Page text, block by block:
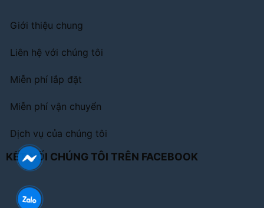
Giới thiệu chung
Liên hệ với chúng tôi
Miễn phí lắp đặt
Miễn phí vận chuyển
Dịch vụ của chúng tôi
KẾT NỐI CHÚNG TÔI TRÊN FACEBOOK